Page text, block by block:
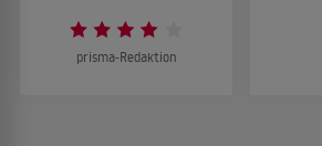
prisma-Redaktion